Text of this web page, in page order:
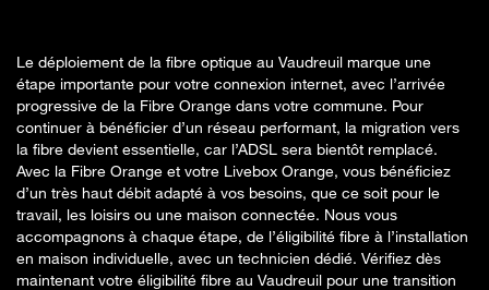
Le déploiement de la fibre optique au Vaudreuil marque une
étape importante pour votre connexion internet, avec l’arrivée
progressive de la Fibre Orange dans votre commune. Pour
continuer à bénéficier d’un réseau performant, la migration vers
la fibre devient essentielle, car l’ADSL sera bientôt remplacé.
Avec la Fibre Orange et votre Livebox Orange, vous bénéficiez
d’un très haut débit adapté à vos besoins, que ce soit pour le
travail, les loisirs ou une maison connectée. Nous vous
accompagnons à chaque étape, de l’éligibilité fibre à l’installation
en maison individuelle, avec un technicien dédié. Vérifiez dès
maintenant votre éligibilité fibre au Vaudreuil pour une transition